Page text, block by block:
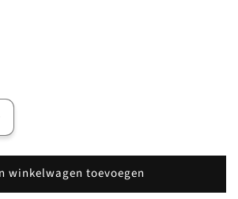
winkelwagen toevoegen